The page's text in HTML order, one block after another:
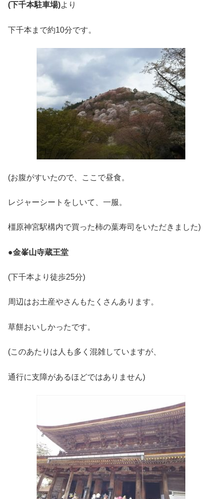
(下千本駐車場)より
下千本まで約10分です。
(お腹がすいたので、ここで昼食。
レジャーシートをしいて、一服。
橿原神宮駅構内で買った柿の葉寿司をいただきました)
●金峯山寺蔵王堂
(下千本より徒歩25分)
周辺はお土産やさんもたくさんあります。
草餅おいしかったです。
(このあたりは人も多く混雑していますが、
通行に支障があるほどではありません)